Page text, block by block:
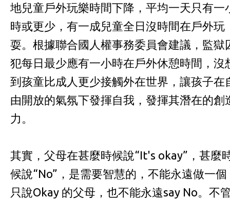
地兒童戶外玩樂時間下降，平均一天只有一
時或更少，有一成兒童全日沒時間在戶外玩
耍。根據聯合國人權事務委員會建議，監獄
犯每日最少應有一小時在戶外休憩時間，沒
到孩童比成人更少接觸外在世界，讓孩子在
由開放的氣氛下發揮自我，發揮其潛在的創
力。
其實，父母在甚麼時候說“It's okay”，甚麼
候說“No”，是需要智慧的，不能永遠做一個
只說Okay 的父母，也不能永遠say No。不